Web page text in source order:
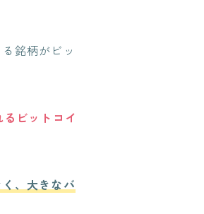
銘柄がビッ
ビットコイ
、大きなバ